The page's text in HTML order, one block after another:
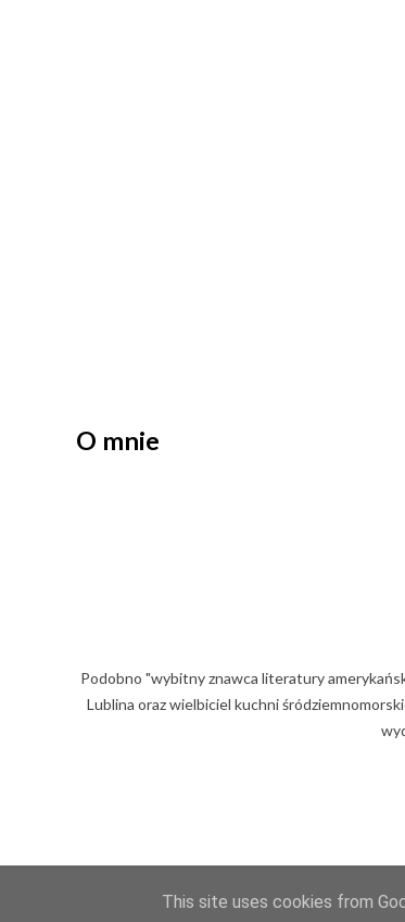
O mnie
Podobno "wybitny znawca literatury
Lublina oraz wielbiciel kuchni
This site uses cookies from